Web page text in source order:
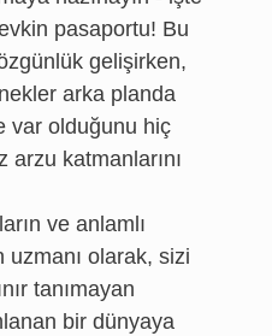
pasaportu! Bu
gelişirken,
arka planda
var olduğunu hiç
arzu katmanlarını
ve anlamlı
uzmanı olarak, sizi
tanımayan
bir dünyaya